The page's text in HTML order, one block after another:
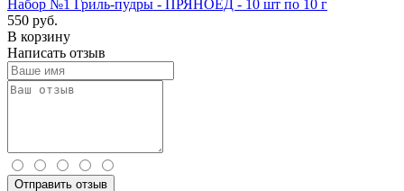
Набор №1 Гриль-пудры - ПРЯНОЕД - 10 шт по 10 г
550 руб.
В корзину
Написать отзыв
Отправить отзыв